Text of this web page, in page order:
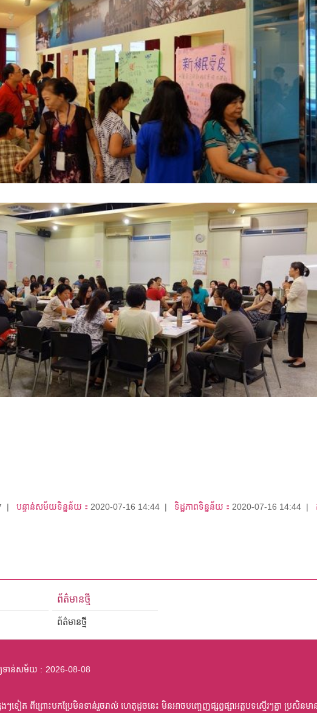
បន្ទាន់សម័យទិន្នន័យ： 2020-07-16 14:44 ទិដ្ឋភាពទិន្នន័យ： 2020-07-16 14:44
ព័ត៌មានថ្មី
ព័ត៌មានថ្មី
ឱ្យទាន់សម័យ
2026-08-08
ងៗទៀត ពីព្រោះបកប្រែមិនទាន់រួចរាល់ ហេតុដូចនេះ មិនអាចបញ្ចេញផ្សព្វផ្សាអត្តបទស្មើរៗគ្នា ប្រសិនម